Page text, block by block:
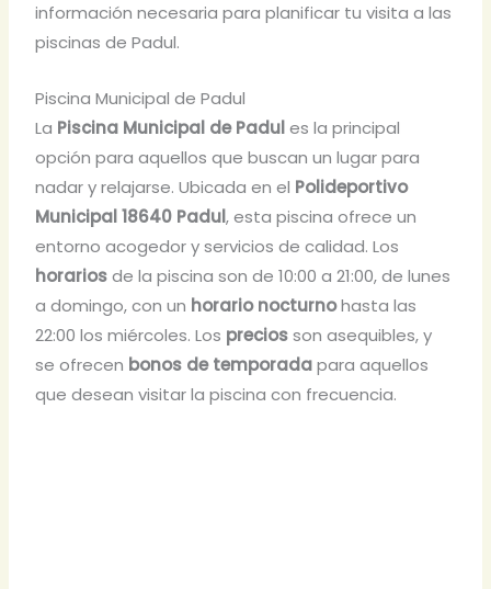
información necesaria para planificar tu visita a las
piscinas de Padul.
Piscina Municipal de Padul
La Piscina Municipal de Padules la principal
opción para aquellos que buscan un lugar para
nadar y relajarse. Ubicada en el Polideportivo
Municipal 18640 Padul, esta piscina ofrece un
entorno acogedor y servicios de calidad. Los
horariosde la piscina son de 10:00 a 21:00, de lunes
a domingo, con un horario nocturnohasta las
22:00 los miércoles. Los preciosson asequibles, y
se ofrecen bonos de temporadapara aquellos
que desean visitar la piscina con frecuencia.